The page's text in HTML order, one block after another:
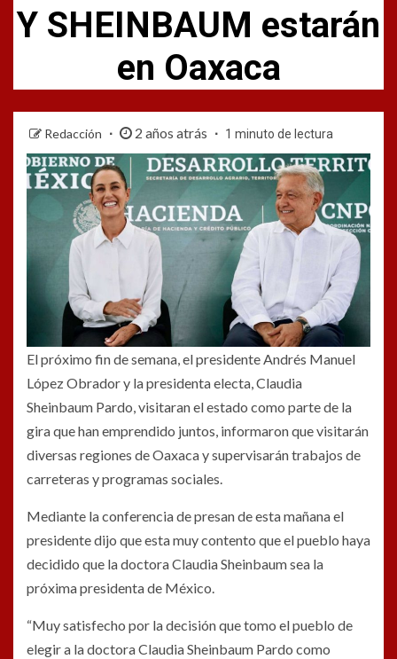
Y SHEINBAUM estarán
en Oaxaca
Redacción 2 años atrás 1 minuto de lectura
El próximo fin de semana, el presidente Andrés Manuel
López Obrador y la presidenta electa, Claudia
Sheinbaum Pardo, visitaran el estado como parte de la
gira que han emprendido juntos, informaron que visitarán
diversas regiones de Oaxaca y supervisarán trabajos de
carreteras y programas sociales.
Mediante la conferencia de presan de esta mañana el
presidente dijo que esta muy contento que el pueblo haya
decidido que la doctora Claudia Sheinbaum sea la
próxima presidenta de México.
“Muy satisfecho por la decisión que tomo el pueblo de
elegir a la doctora Claudia Sheinbaum Pardo como